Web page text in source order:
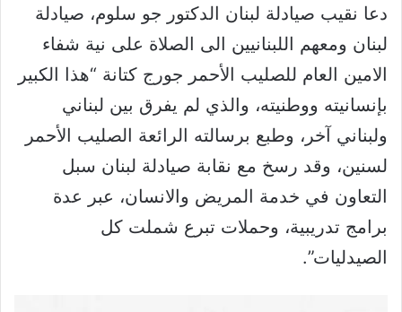
دعا نقيب صيادلة لبنان الدكتور جو سلوم، صيادلة
لبنان ومعهم اللبنانيين الى الصلاة على نية شفاء
الامين العام للصليب الأحمر جورج كتانة “هذا الكبير
بإنسانيته ووطنيته، والذي لم يفرق بين لبناني
ولبناني آخر، وطبع برسالته الرائعة الصليب الأحمر
لسنين، وقد رسخ مع نقابة صيادلة لبنان سبل
التعاون في خدمة المريض والانسان، عبر عدة
برامج تدريبية، وحملات تبرع شملت كل
الصيدليات”.